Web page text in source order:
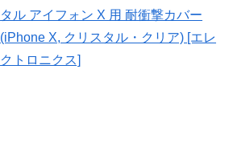
タル アイフォン X 用 耐衝撃カバー
(iPhone X, クリスタル・クリア) [エレ
クトロニクス]